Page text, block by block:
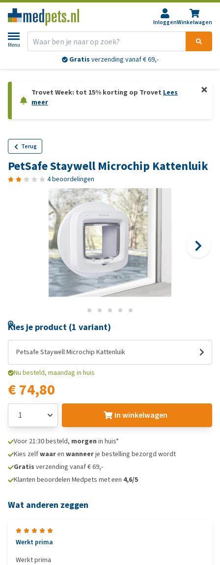
InloggenWinkelwagen
Menu
Gratis verzending vanaf € 69,-
Trovet Week: tot 15% korting op Trovet Lees
meer
Terug
PetSafe Staywell Microchip Kattenluik
4 beoordelingen
Kies je product (1 variant)
Petsafe Staywell Microchip Kattenluik
Nu besteld, maandag in huis
€ 74,80
In winkelwagen
Voor 21:30 besteld, morgen in huis*
Kies zelfwaaren wanneerje bestelling bezorgd wordt
Gratis verzending vanaf € 69,-
Klanten beoordelen Medpets met een 4,6/5
Wat anderen zeggen
Werkt prima
Werkt prima